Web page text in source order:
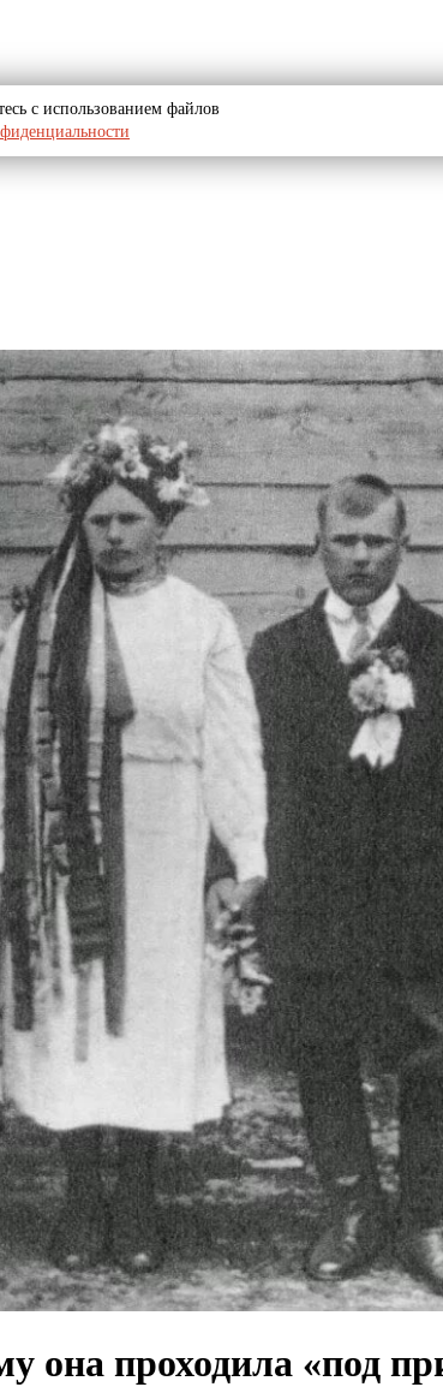
она проходила «под
с использованием файлов